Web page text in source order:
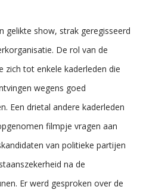
gelikte show, strak geregisseerd
De rol van de
zich tot enkele kaderleden die
wegens goed
Een drietal andere kaderleden
filmpje vragen aan
van politieke partijen
na de
Er werd gesproken over de